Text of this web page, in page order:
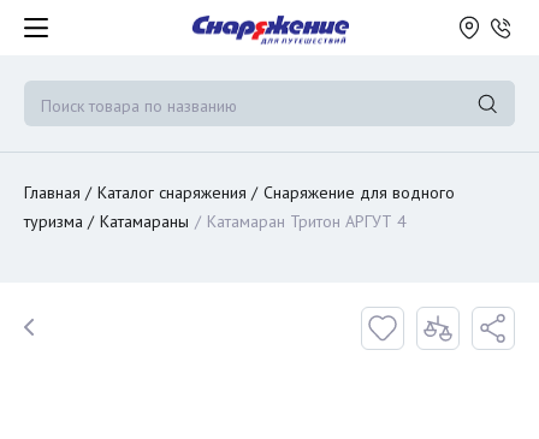
Главная Каталог снаряжения
Снаряжение для водного
туризма
Катамараны Катамаран Тритон АРГУТ 4